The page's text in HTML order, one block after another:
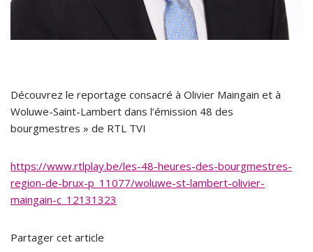
Découvrez le reportage consacré à Olivier Maingain et à
Woluwe-Saint-Lambert dans l’émission 48 des
bourgmestres » de RTL TVI
https://www.rtlplay.be/les-48-heures-des-bourgmestres-
region-de-brux-p_11077/woluwe-st-lambert-olivier-
maingain-c_12131323
Partager cet article